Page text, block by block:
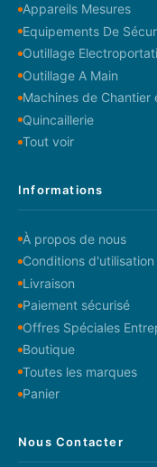
Appareils Mesures
Equipements De
Outillage
Outillage A Main
Machines de Chantier
Quincaillerie
Tout voir
Informations
À propos de nous
Conditions d'utilisation
Livraison
Paiement sécurisé
Offres Spéciales
Boutique
Toutes les marques
Panier
Nous Contacter